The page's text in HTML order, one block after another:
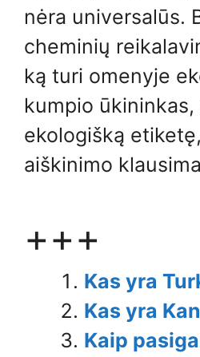
nėra universalūs.
cheminių
ką turi omenyje
kumpio
ekologišką
aiškinimo
+++
Kas yra
Kas yra
Kaip